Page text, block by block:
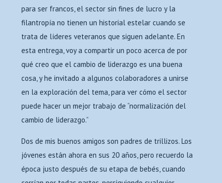
para ser francos, el sector sin fines de lucro y la
filantropía no tienen un historial estelar cuando se
trata de líderes veteranos que siguen adelante. En
esta entrega, voy a compartir un poco acerca de por
qué creo que el cambio de liderazgo es una buena
cosa, y he invitado a algunos colaboradores a unirse
en la exploración del tema, para ver cómo el sector
puede hacer un mejor trabajo de “normalización del
cambio de liderazgo.”
Dos de mis buenos amigos son padres de trillizos. Los
jóvenes están ahora en sus 20 años, pero recuerdo la
época justo después de su etapa de bebés, cuando